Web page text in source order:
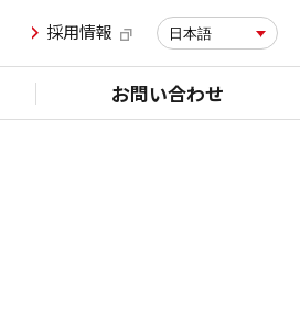
採用情報 日本語
お問い合わせ